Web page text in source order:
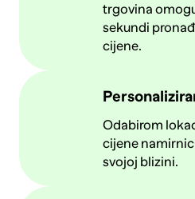
trgovina
sekundi
cijene.
Odabirom
cijene
svojoj blizini.